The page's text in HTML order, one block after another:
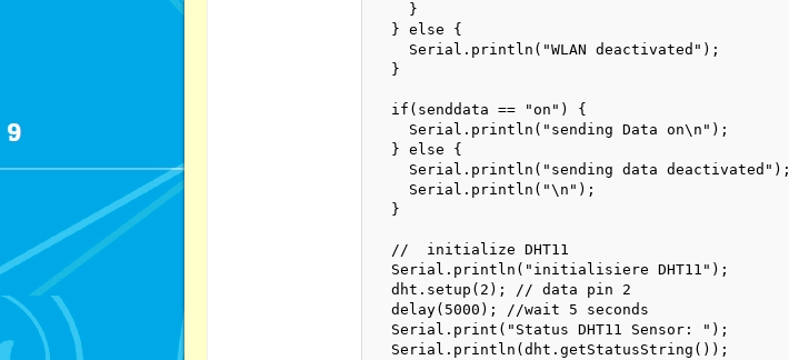
    }
  } else {
    Serial.println("WLAN deactivated");
  }
  if(senddata == "on") {
    Serial.println("sending Data on\n");
  } else {
    Serial.println("sending data deactivated");
    Serial.println("\n");
  }
  //  initialize DHT11
  Serial.println("initialisiere DHT11");
  dht.setup(2); // data pin 2
  delay(5000); //wait 5 seconds
  Serial.print("Status DHT11 Sensor: ");
  Serial.println(dht.getStatusString());